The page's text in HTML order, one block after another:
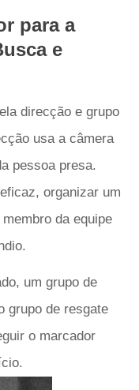
para a
e
direcção e grupo
usa a câmera
pessoa presa.
organizar um
da equipe
um grupo de
grupo de resgate
o marcador